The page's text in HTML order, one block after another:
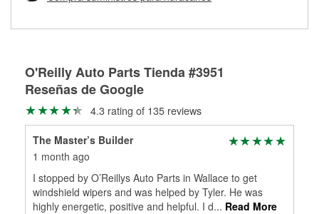
partes de reemplazo correctas para tu reparación.
O'Reilly Auto Parts Tienda #3951
Reseñas de Google
4.3 rating of 135 reviews
The Master’s Builder
1 month ago
I stopped by O’Reillys Auto Parts in Wallace to get
windshield wipers and was helped by Tyler. He was
highly energetic, positive and helpful. I d... Read More